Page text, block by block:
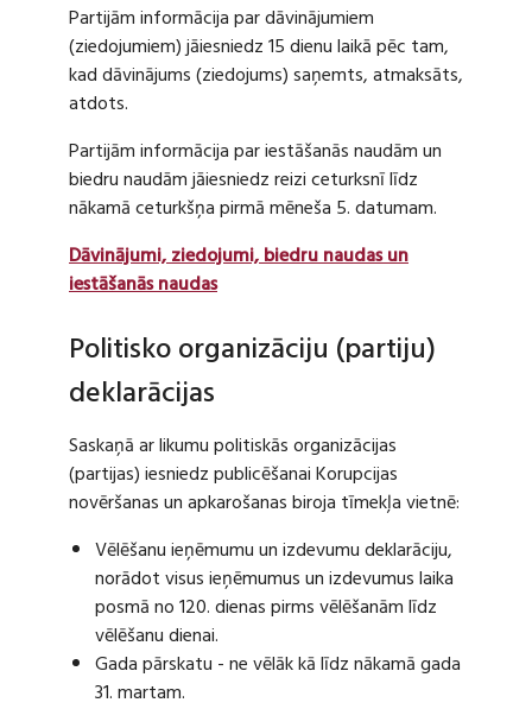
Partijām informācija par dāvinājumiem
(ziedojumiem) jāiesniedz 15 dienu laikā pēc tam,
kad dāvinājums (ziedojums) saņemts, atmaksāts,
atdots.
Partijām informācija par iestāšanās naudām un
biedru naudām jāiesniedz reizi ceturksnī līdz
nākamā ceturkšņa pirmā mēneša 5. datumam.
Dāvinājumi, ziedojumi, biedru naudas un
iestāšanās naudas
Politisko organizāciju (partiju)
deklarācijas
Saskaņā ar likumu politiskās organizācijas
(partijas) iesniedz publicēšanai Korupcijas
novēršanas un apkarošanas biroja tīmekļa vietnē:
Vēlēšanu ieņēmumu un izdevumu deklarāciju,
norādot visus ieņēmumus un izdevumus laika
posmā no 120. dienas pirms vēlēšanām līdz
vēlēšanu dienai.
Gada pārskatu - ne vēlāk kā līdz nākamā gada
31. martam.